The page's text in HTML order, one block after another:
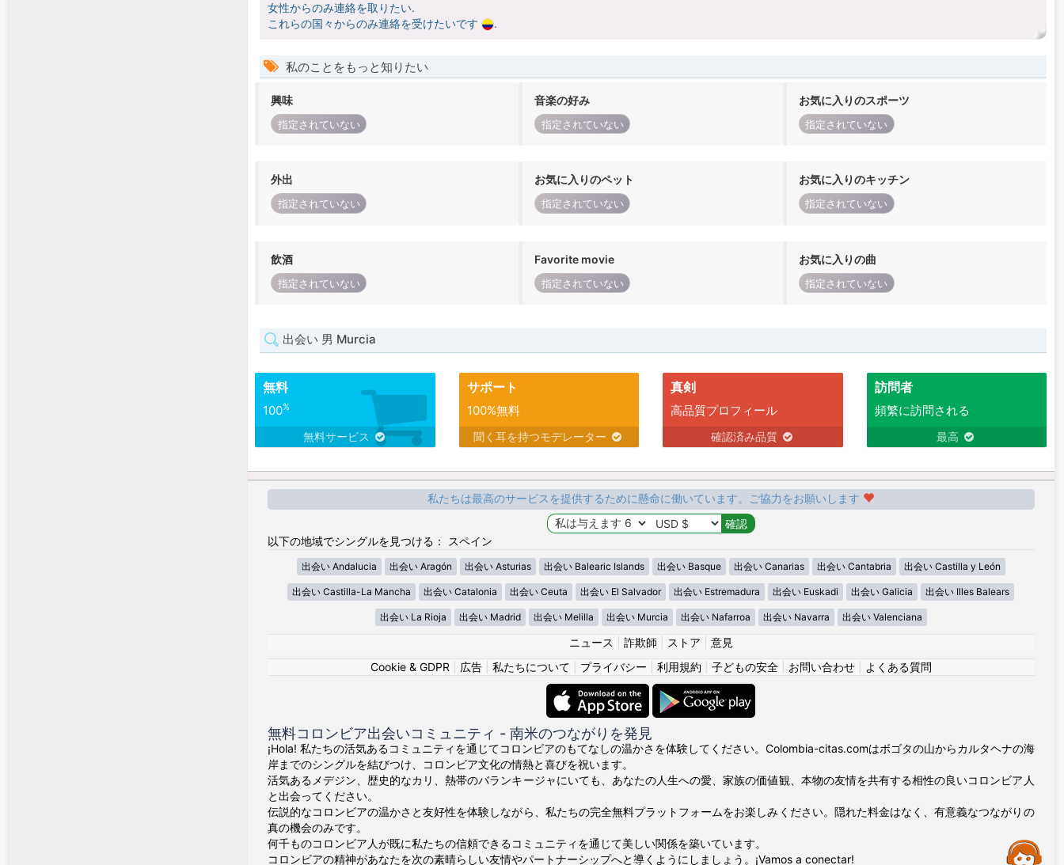
女性からのみ連絡を取りたい.
これらの国々からのみ連絡を受けたいです
.
私のことをもっと知りたい
興味
指定されていない
音楽の好み
指定されていない
お気に入りのスポーツ
指定されていない
外出
指定されていない
お気に入りのペット
指定されていない
お気に入りのキッチン
指定されていない
飲酒
指定されていない
Favorite movie
指定されていない
お気に入りの曲
指定されていない
出会い 男 Murcia
無料
100%
無料サービス
サポート
100%無料
聞く耳を持つモデレーター
真剣
高品質プロフィール
確認済み品質
訪問者
頻繁に訪問される
最高
私たちは最高のサービスを提供するために懸命に働いています。ご協力をお願いします
以下の地域でシングルを見つける： スペイン
出会い Andalucia 出会い Aragón 出会い Asturias 出会い Balearic Islands 出会い Basque 出会い Canarias 出会い Cantabria 出会い Castilla y León
出会い Castilla-La Mancha 出会い Catalonia 出会い Ceuta 出会い El Salvador 出会い Estremadura 出会い Euskadi 出会い Galicia 出会い Illes Balears
出会い La Rioja 出会い Madrid 出会い Melilla 出会い Murcia 出会い Nafarroa 出会い Navarra 出会い Valenciana
ニュース 詐欺師 ストア
意見
Cookie & GDPR
広告| 私たちについて プライバシー 利用規約 子どもの安全| お問い合わせ| よくある質問
無料コロンビア出会いコミュニティ - 南米のつながりを発見
¡Hola! 私たちの活気あるコミュニティを通じてコロンビアのもてなしの温かさを体験してください。Colombia-citas.comはボゴタの山からカルタヘナの海
岸までのシングルを結びつけ、コロンビア文化の情熱と喜びを祝います。
活気あるメデジン、歴史的なカリ、熱帯のバランキージャにいても、あなたの人生への愛、家族の価値観、本物の友情を共有する相性の良いコロンビア人
と出会ってください。
伝説的なコロンビアの温かさと友好性を体験しながら、私たちの完全無料プラットフォームをお楽しみください。隠れた料金はなく、有意義なつながりの
真の機会のみです。
何千ものコロンビア人が既に私たちの信頼できるコミュニティを通じて美しい関係を築いています。
コロンビアの精神があなたを次の素晴らしい友情やパートナーシップへと導くようにしましょう。¡Vamos a conectar!